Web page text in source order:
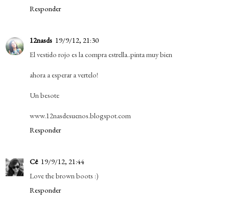
Responder
12nasds 19/9/12, 21:30
El vestido rojo es la compra estrella..pinta muy bien
ahora a esperar a vertelo!
Un besote
www.12nasdesuenos.blogspot.com
Responder
Cê 19/9/12, 21:44
Love the brown boots :)
Responder